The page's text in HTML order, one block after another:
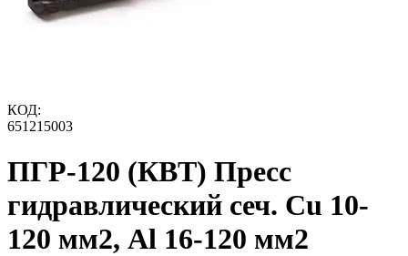
КОД:
651215003
ПГР-120 (КВТ) Пресс
гидравлический сеч. Cu 10-
120 мм2, Al 16-120 мм2